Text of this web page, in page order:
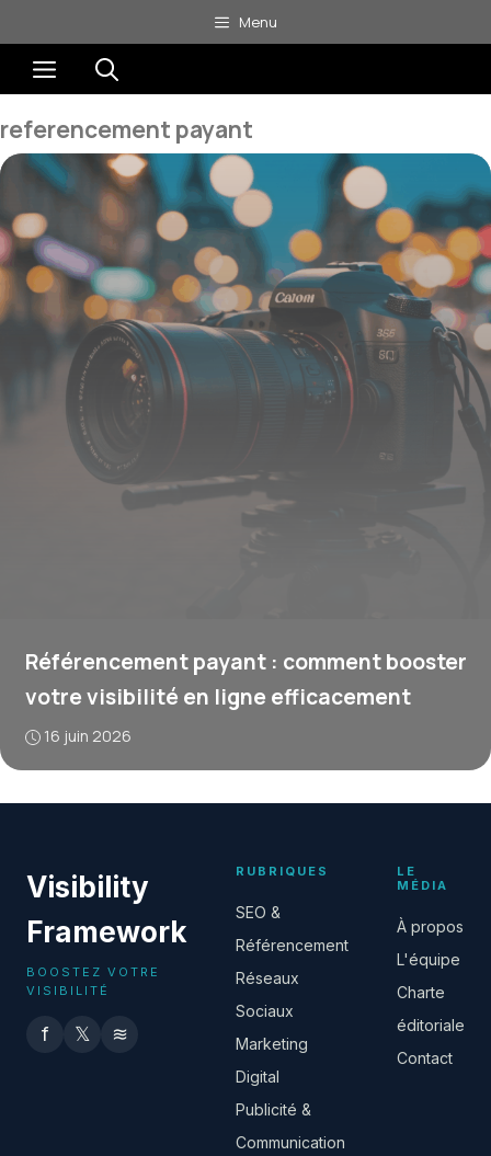
au
contenu
Menu
Menu
referencement payant
Référencement payant : comment booster
votre visibilité en ligne efficacement
16 juin 2026
Visibility
Framework
BOOSTEZ VOTRE
VISIBILITÉ
f 𝕏 ≋
RUBRIQUES
SEO &
Référencement
Réseaux
Sociaux
Marketing
Digital
Publicité &
Communication
LE
MÉDIA
À propos
L'équipe
Charte
éditoriale
Contact